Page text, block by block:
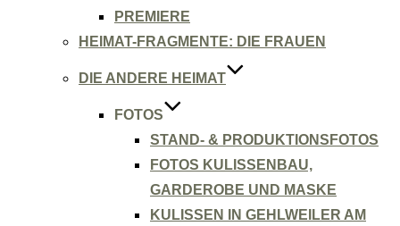
PREMIERE
HEIMAT-FRAGMENTE: DIE FRAUEN
DIE ANDERE HEIMAT
FOTOS
STAND- & PRODUKTIONSFOTOS
FOTOS KULISSENBAU,
GARDEROBE UND MASKE
KULISSEN IN GEHLWEILER AM